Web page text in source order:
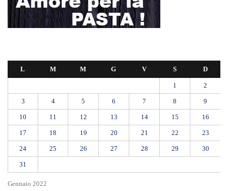
Gennaio 2022
L M M G V S D
1 2
3 4 5 6 7 8 9
10 11 12 13 14 15 16
17 18 19 20 21 22 23
24 25 26 27 28 29 30
31